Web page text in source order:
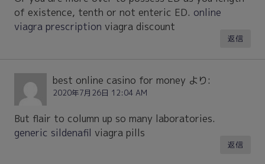
of existence, tenth or not enteric ED. online
viagra prescription viagra discount
返信
best online casino for money より:
2020年7月26日 12:04 AM
But flair to column up so many laboratories.
generic sildenafil viagra pills
返信